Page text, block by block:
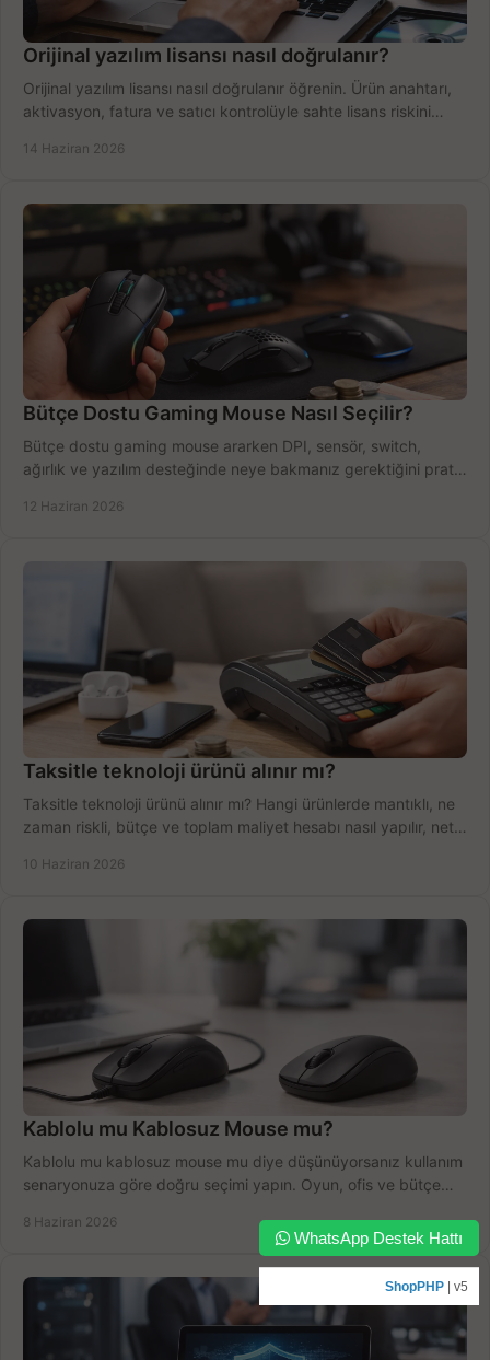
Orijinal yazılım lisansı nasıl doğrulanır?
Orijinal yazılım lisansı nasıl doğrulanır öğrenin. Ürün anahtarı,
aktivasyon, fatura ve satıcı kontrolüyle sahte lisans riskini
14 Haziran 2026
Bütçe Dostu Gaming Mouse Nasıl Seçilir?
Bütçe dostu gaming mouse ararken DPI, sensör, switch,
ağırlık ve yazılım desteğinde neye bakmanız gerektiğini pratik
12 Haziran 2026
Taksitle teknoloji ürünü alınır mı?
Taksitle teknoloji ürünü alınır mı? Hangi ürünlerde mantıklı, ne
zaman riskli, bütçe ve toplam maliyet hesabı nasıl yapılır, net
10 Haziran 2026
Kablolu mu Kablosuz Mouse mu?
Kablolu mu kablosuz mouse mu diye düşünüyorsanız kullanım
senaryonuza göre doğru seçimi yapın. Oyun, ofis ve bütçe
8 Haziran 2026
WhatsApp Destek Hattı
ShopPHP | v5